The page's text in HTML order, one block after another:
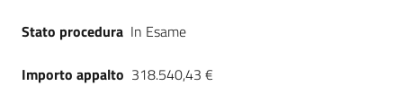
Stato procedura In Esame
Importo appalto 318.540,43 €